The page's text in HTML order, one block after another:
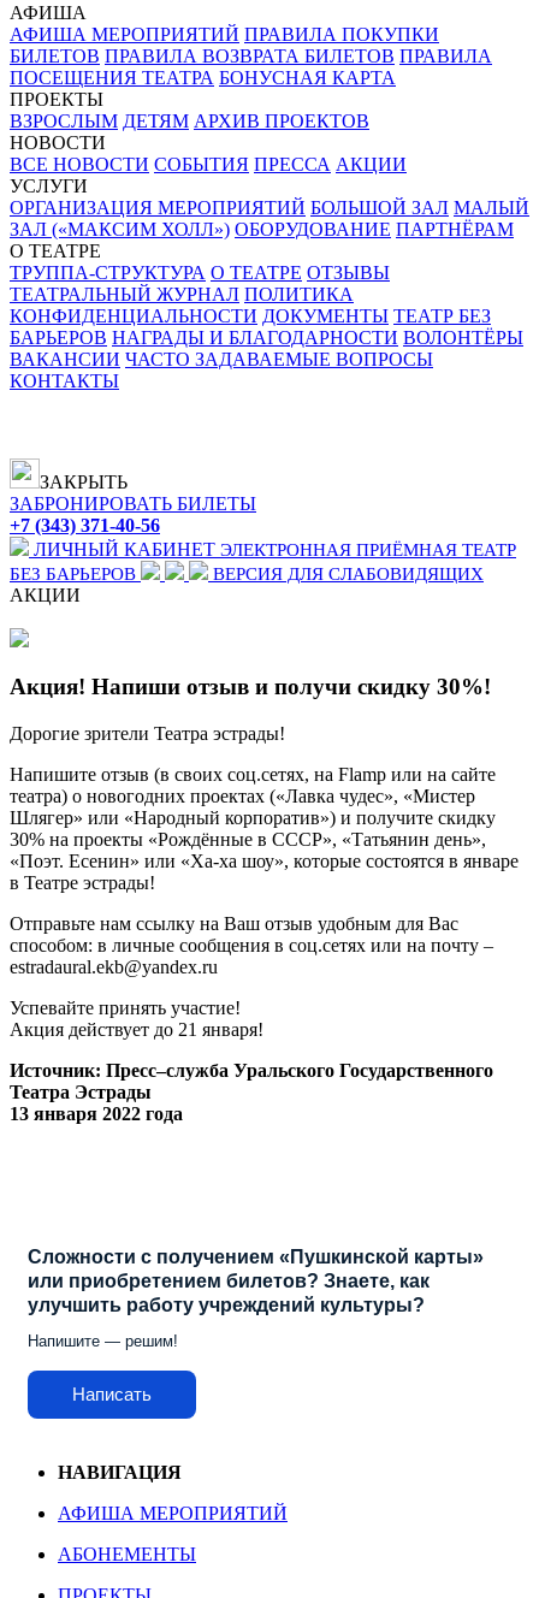
АФИША
АФИША МЕРОПРИЯТИЙ ПРАВИЛА ПОКУПКИ
БИЛЕТОВ ПРАВИЛА ВОЗВРАТА БИЛЕТОВ ПРАВИЛА
ПОСЕЩЕНИЯ ТЕАТРА БОНУСНАЯ КАРТА
ПРОЕКТЫ
ВЗРОСЛЫМ ДЕТЯМ АРХИВ ПРОЕКТОВ
НОВОСТИ
ВСЕ НОВОСТИ СОБЫТИЯ ПРЕССА АКЦИИ
УСЛУГИ
ОРГАНИЗАЦИЯ МЕРОПРИЯТИЙ БОЛЬШОЙ ЗАЛ МАЛЫЙ
ЗАЛ («МАКСИМ ХОЛЛ») ОБОРУДОВАНИЕ ПАРТНЁРАМ
О ТЕАТРЕ
ТРУППА-СТРУКТУРА О ТЕАТРЕ ОТЗЫВЫ
ТЕАТРАЛЬНЫЙ ЖУРНАЛ ПОЛИТИКА
КОНФИДЕНЦИАЛЬНОСТИ ДОКУМЕНТЫ ТЕАТР БЕЗ
БАРЬЕРОВ НАГРАДЫ И БЛАГОДАРНОСТИ ВОЛОНТЁРЫ
ВАКАНСИИ ЧАСТО ЗАДАВАЕМЫЕ ВОПРОСЫ
КОНТАКТЫ
ЗАКРЫТЬ
ЗАБРОНИРОВАТЬ БИЛЕТЫ
+7 (343) 371-40-56
ЛИЧНЫЙ КАБИНЕТ ЭЛЕКТРОННАЯ ПРИЁМНАЯ ТЕАТР
БЕЗ БАРЬЕРОВ
ВЕРСИЯ ДЛЯ СЛАБОВИДЯЩИХ
АКЦИИ
Акция! Напиши отзыв и получи скидку 30%!
Дорогие зрители Театра эстрады!
Напишите отзыв (в своих соц.сетях, на Flamp или на сайте
театра) о новогодних проектах («Лавка чудес», «Мистер
Шлягер» или «Народный корпоратив») и получите скидку
30% на проекты «Рождённые в СССР», «Татьянин день»,
«Поэт. Есенин» или «Ха-ха шоу», которые состоятся в январе
в Театре эстрады!
Отправьте нам ссылку на Ваш отзыв удобным для Вас
способом: в личные сообщения в соц.сетях или на почту –
estradaural.ekb@yandex.ru
Успевайте принять участие!
Акция действует до 21 января!
Источник: Пресс–служба Уральского Государственного
Театра Эстрады
13 января 2022 года
Сложности с получением «Пушкинской карты»
или приобретением билетов? Знаете, как
улучшить работу учреждений культуры?
Напишите — решим!
Написать
НАВИГАЦИЯ
АФИША МЕРОПРИЯТИЙ
АБОНЕМЕНТЫ